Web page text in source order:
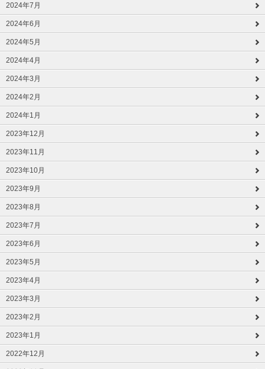
2024年7月
2024年6月
2024年5月
2024年4月
2024年3月
2024年2月
2024年1月
2023年12月
2023年11月
2023年10月
2023年9月
2023年8月
2023年7月
2023年6月
2023年5月
2023年4月
2023年3月
2023年2月
2023年1月
2022年12月